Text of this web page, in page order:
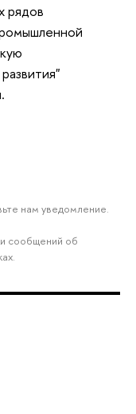
рядов
нам уведомление.
сообщений об